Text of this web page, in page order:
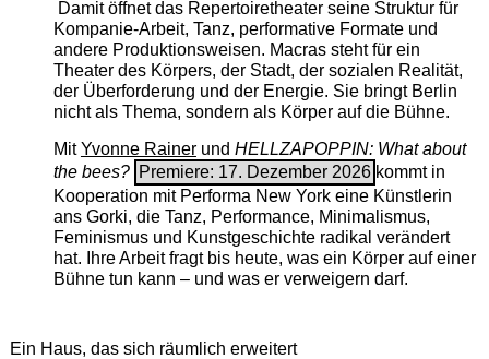
Damit öffnet das Repertoiretheater seine Struktur für
Kompanie-Arbeit, Tanz, performative Formate und
andere Produktionsweisen. Macras steht für ein
Theater des Körpers, der Stadt, der sozialen Realität,
der Überforderung und der Energie. Sie bringt Berlin
nicht als Thema, sondern als Körper auf die Bühne.
MitYvonne Rainerund HELLZAPOPPIN: What about
the bees? Premiere: 17. Dezember 2026 kommt in
Kooperation mit Performa New York eine Künstlerin
ans Gorki, die Tanz, Performance, Minimalismus,
Feminismus und Kunstgeschichte radikal verändert
hat. Ihre Arbeit fragt bis heute, was ein Körper auf einer
Bühne tun kann – und was er verweigern darf.
Ein Haus, das sich räumlich erweitert